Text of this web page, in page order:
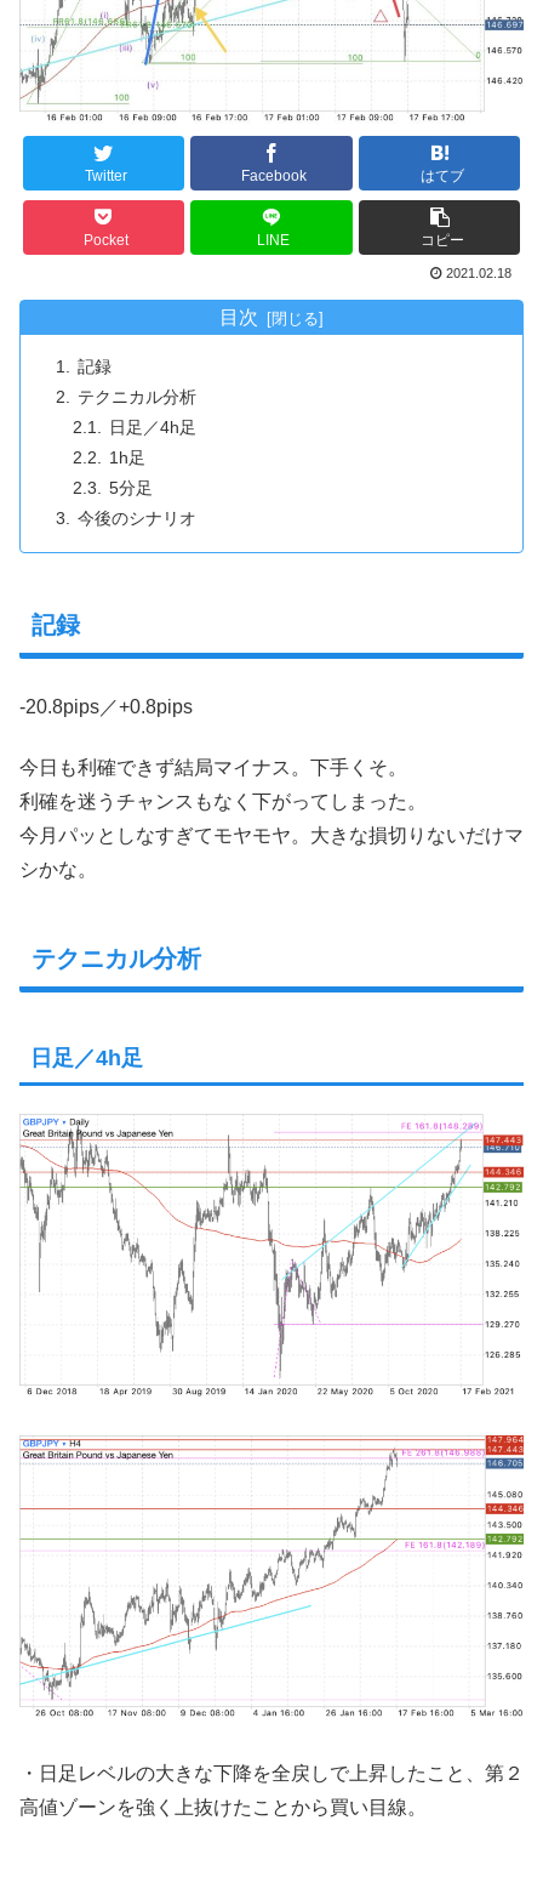
Twitter Facebook はてブ
Pocket LINE コピー
2021.02.18
目次
記録
テクニカル分析
日足／4h足
1h足
5分足
今後のシナリオ
記録
-20.8pips／+0.8pips
今日も利確できず結局マイナス。下手くそ。
利確を迷うチャンスもなく下がってしまった。
今月パッとしなすぎてモヤモヤ。大きな損切りないだけマ
シかな。
テクニカル分析
日足／4h足
・日足レベルの大きな下降を全戻しで上昇したこと、第２
高値ゾーンを強く上抜けたことから買い目線。